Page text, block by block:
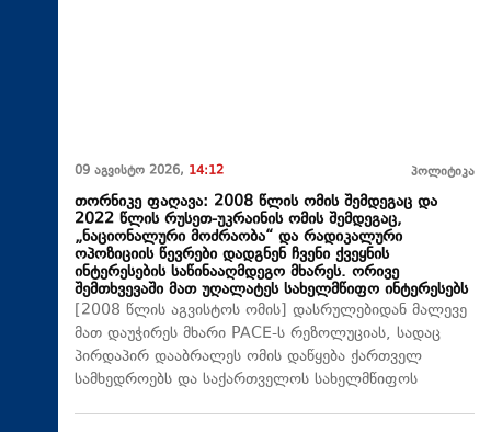
09 აგვისტო 2026, 14:12 პოლიტიკა
თორნიკე ფაღავა: 2008 წლის ომის შემდეგაც და
2022 წლის რუსეთ-უკრაინის ომის შემდეგაც,
„ნაციონალური მოძრაობა“ და რადიკალური
ოპოზიციის წევრები დადგნენ ჩვენი ქვეყნის
ინტერესების საწინააღმდეგო მხარეს. ორივე
შემთხვევაში მათ უღალატეს სახელმწიფო ინტერესებს
[2008 წლის აგვისტოს ომის] დასრულებიდან მალევე
მათ დაუჭირეს მხარი PACE-ს რეზოლუციას, სადაც
პირდაპირ დააბრალეს ომის დაწყება ქართველ
სამხედროებს და საქართველოს სახელმწიფოს